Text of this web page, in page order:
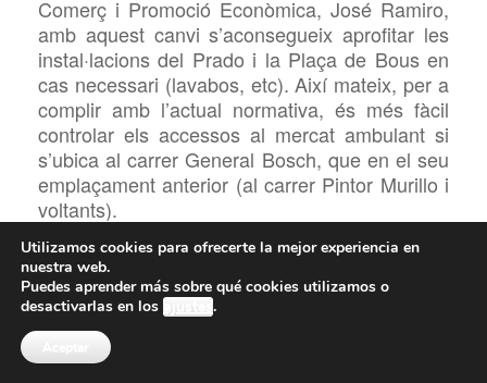
Comerç i Promoció Econòmica, José Ramiro,
amb aquest canvi s’aconsegueix aprofitar les
instal·lacions del Prado i la Plaça de Bous en
cas necessari (lavabos, etc). Així mateix, per a
complir amb l’actual normativa, és més fàcil
controlar els accessos al mercat ambulant si
s’ubica al carrer General Bosch, que en el seu
emplaçament anterior (al carrer Pintor Murillo i
voltants).
Cal indicar quenomés es permetran parades
de venda de productes exclusivament
alimentaris i de primera necessitat, excloent
hostaleria i restauració, i les parades hauran
d’estar separades per una via de trànsit i amb
una distància mínima entre elles de 6 metres,
Utilizamos cookies para ofrecerte la mejor experiencia en
nuestra web.
Puedes aprender más sobre qué cookies utilizamos o
desactivarlas en los ajustes.